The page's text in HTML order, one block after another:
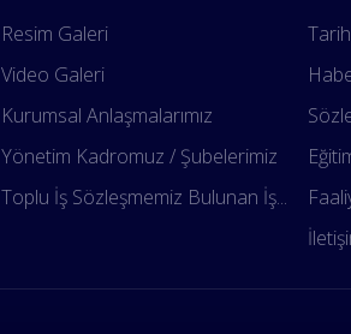
Resim Galeri
Video Galeri
Kurumsal Anlaşmalarımız
Yönetim Kadromuz / Şubelerimiz
Toplu İş Sözleşmemiz Bulunan İş...